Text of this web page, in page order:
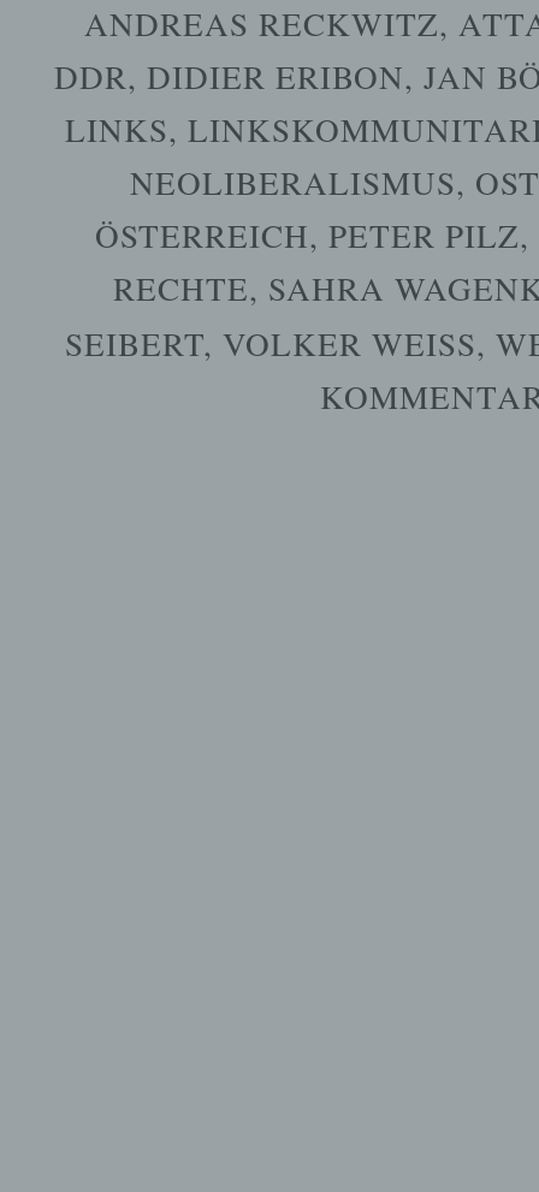
ANDREAS RECKWITZ,
DDR, DIDIER ERIBON, JAN
LINKS,
NEOLIBERALISMUS,
ÖSTERREICH, PETER PILZ,
RECHTE, SAHRA
SEIBERT,VOLKER WEISS ,